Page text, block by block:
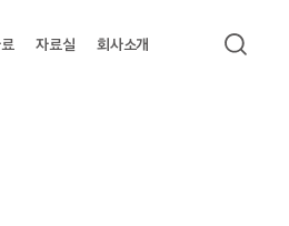
자료실 회사소개 검색